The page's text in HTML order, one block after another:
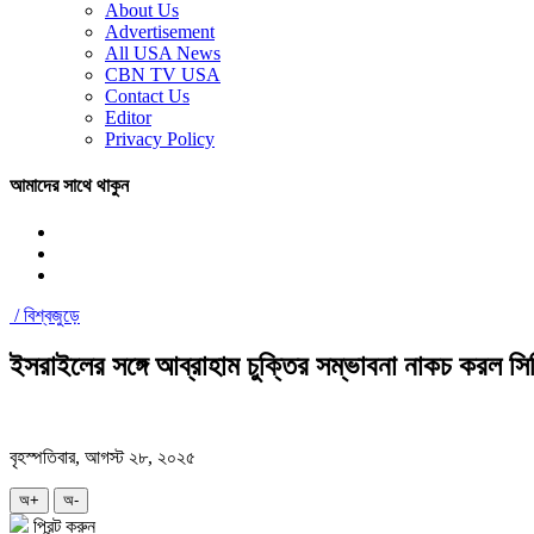
About Us
Advertisement
All USA News
CBN TV USA
Contact Us
Editor
Privacy Policy
আমাদের সাথে থাকুন
/বিশ্বজুড়ে
ইসরাইলের সঙ্গে আব্রাহাম চুক্তির সম্ভাবনা নাকচ করল
বৃহস্পতিবার, আগস্ট ২৮, ২০২৫
অ+ অ-
প্রিন্ট করুন